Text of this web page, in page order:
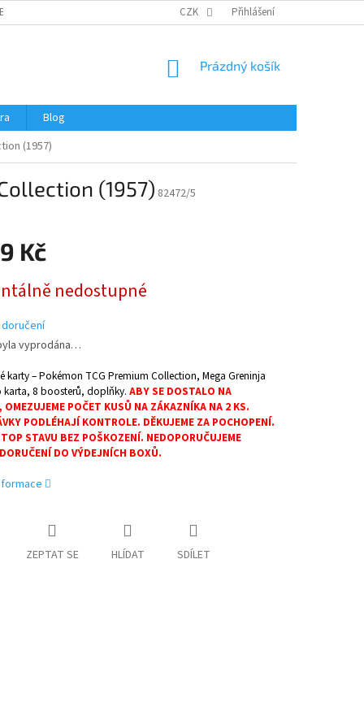
A NÁVODY OBCHODNÍ PODMÍNKY OCHRANA OSOBNÍCH
CZK Přihlášení
NÁKUPNÍ
Prázdný košík
Blog
(1957)
(1957) 82472/5
Kč
nedostupné
vyprodána…
karty – Pokémon TCG Premium Collection, Mega Greninja
8 boosterů, doplňky. ABY SE DOSTALO NA
OMEZUJEME POČET KUSŮ NA ZÁKAZNÍKA NA 2 KS.
PODLÉHAJÍ KONTROLE. DĚKUJEME ZA POCHOPENÍ.
STAVU BEZ POŠKOZENÍ. NEDOPORUČUJEME
DO VÝDEJNÍCH BOXŮ.
ZEPTAT SE HLÍDAT SDÍLET